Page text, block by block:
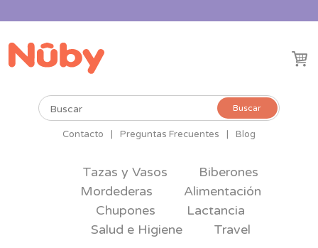
Buscar
Buscar
Contacto Preguntas Frecuentes Blog
Tazas y Vasos
Biberones
Mordederas
Alimentación
Chupones
Lactancia
Salud e Higiene
Travel